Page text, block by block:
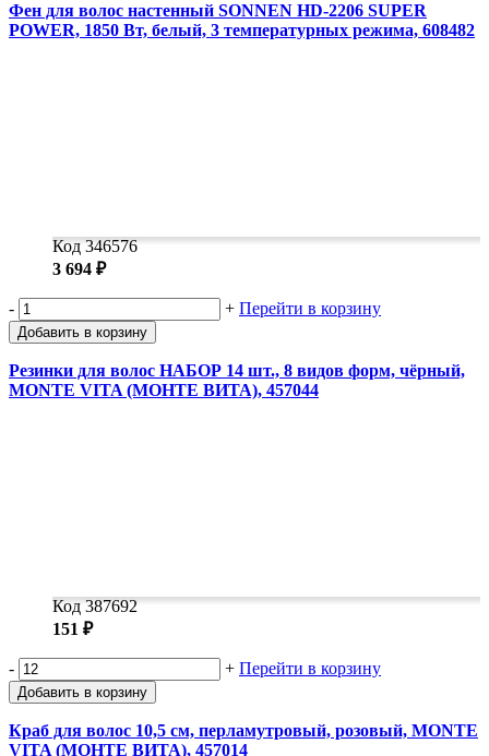
Фен для волос настенный SONNEN HD-2206 SUPER
POWER, 1850 Вт, белый, 3 температурных режима, 608482
Код 346576
3 694 ₽
- + Перейти в корзину
Добавить в корзину
Резинки для волос НАБОР 14 шт., 8 видов форм, чёрный,
MONTE VITA (МОНТЕ ВИТА), 457044
Код 387692
151 ₽
- + Перейти в корзину
Добавить в корзину
Краб для волос 10,5 см, перламутровый, розовый, MONTE
VITA (МОНТЕ ВИТА), 457014